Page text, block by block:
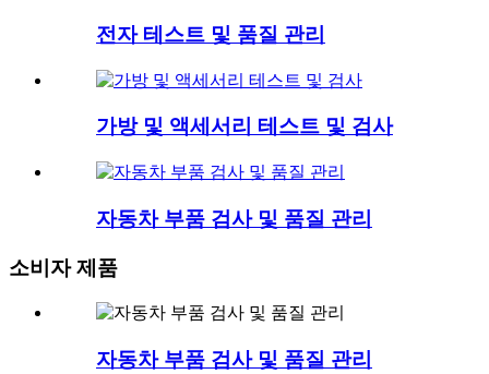
전자 테스트 및 품질 관리
가방 및 액세서리 테스트 및 검사
자동차 부품 검사 및 품질 관리
소비자 제품
자동차 부품 검사 및 품질 관리